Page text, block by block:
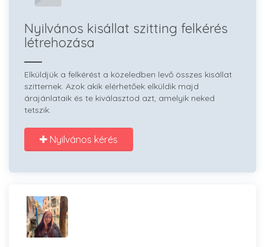
Nyilvános kisállat szitting felkérés
létrehozása
Elküldjük a felkérést a közeledben levő összes kisállat
szitternek. Azok akik elérhetőek elküldik majd
árajánlataik és te kiválasztod azt, amelyik neked
tetszik.
Nyilvános kérés